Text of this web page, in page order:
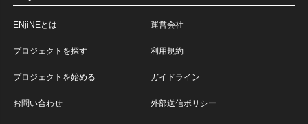
ENjiNEとは
プロジェクトを探す
プロジェクトを始める
お問い合わせ
運営会社
利用規約
ガイドライン
外部送信ポリシー